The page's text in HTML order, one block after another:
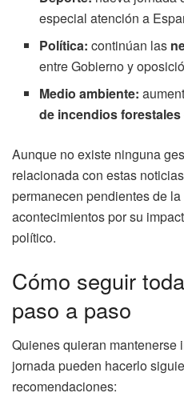
especial atención a
Política: continúan las
entre Gobierno y
Medio ambiente:
de incendios forestales
Aunque no existe ninguna
relacionada con estas
permanecen pendientes de
acontecimientos por su
político.
Cómo seguir
paso a paso
Quienes quieran mantenerse
jornada pueden hacerlo
recomendaciones: